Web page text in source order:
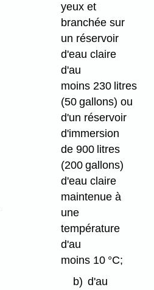
yeux et
branchée sur
un réservoir
d'eau claire
d'au
moins 230 litres
(50 gallons) ou
d'un réservoir
d'immersion
de 900 litres
(200 gallons)
d'eau claire
maintenue à
une
température
d'au
moins 10 °C;
b) d'au